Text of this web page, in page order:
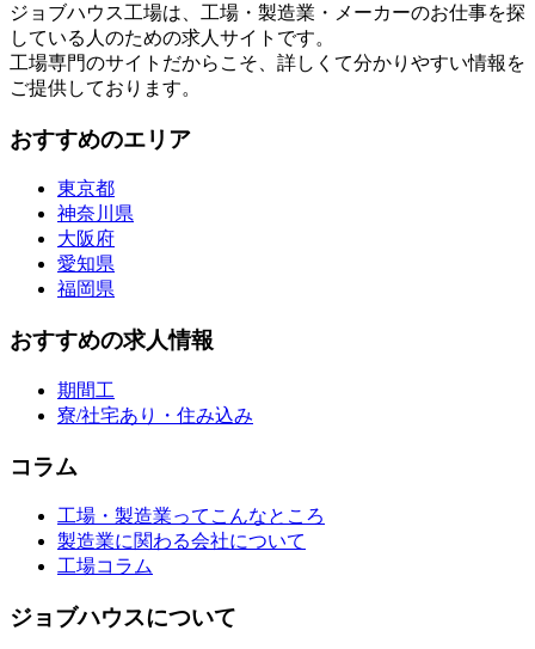
ジョブハウス工場は、工場・製造業・メーカーのお仕事を探
している人のための求人サイトです。
工場専門のサイトだからこそ、詳しくて分かりやすい情報を
ご提供しております。
おすすめのエリア
東京都
神奈川県
大阪府
愛知県
福岡県
おすすめの求人情報
期間工
寮/社宅あり・住み込み
コラム
工場・製造業ってこんなところ
製造業に関わる会社について
工場コラム
ジョブハウスについて